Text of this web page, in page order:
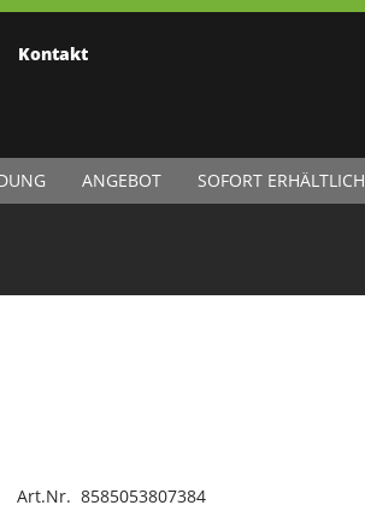
Kontakt
ANGEBOT SOFORT ERHÄLTLICH
Art.Nr. 8585053807384